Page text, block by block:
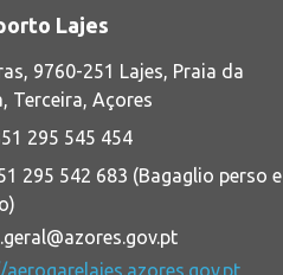
Lajes
9760-251 Lajes, Praia da
Terceira, Açores
295 545 454
295 542 683 (Bagaglio perso e